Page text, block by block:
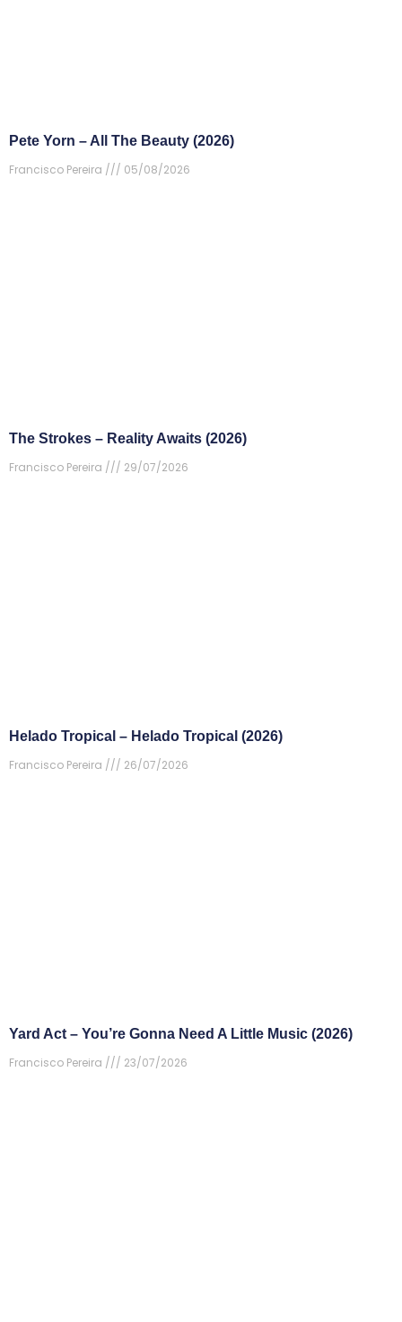
Pete Yorn – All The Beauty (2026)
Francisco Pereira
05/08/2026
The Strokes – Reality Awaits (2026)
Francisco Pereira
29/07/2026
Helado Tropical – Helado Tropical (2026)
Francisco Pereira
26/07/2026
Yard Act – You’re Gonna Need A Little Music (2026)
Francisco Pereira
23/07/2026